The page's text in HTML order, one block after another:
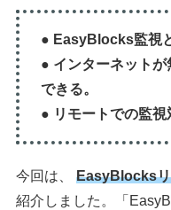
● EasyBlocks監視
● インターネット
できる。
● リモートでの監視
今回は、EasyBlocksリ
紹介しました。「